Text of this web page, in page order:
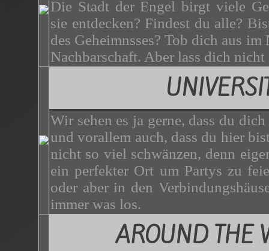
Die Stadt der Engel birgt viele
sie entdecken? Findest du alle?
des Geheimnsses? Tob dich aus
Nachbarschaft. Aber lass dich nicht
Wir sehen es ja gerne, dass du
und vorallem auch, dass du hier
nicht so viel schwänzen, denn
ein perfekter Ort um Partys zu
oder aber in den
immer was los.
AROUND THE